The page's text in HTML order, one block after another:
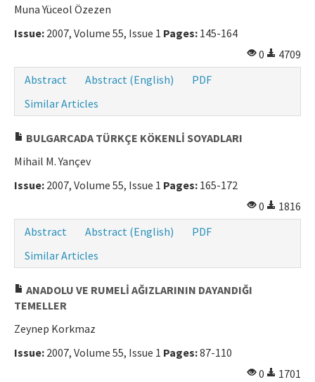
Muna Yüceol Özezen
Issue: 2007, Volume 55, Issue 1 Pages: 145-164
0
4709
Abstract
Abstract (English)
PDF
Similar Articles
BULGARCADA TÜRKÇE KÖKENLİ SOYADLARI
Mihail M. Yançev
Issue: 2007, Volume 55, Issue 1 Pages: 165-172
0
1816
Abstract
Abstract (English)
PDF
Similar Articles
ANADOLU VE RUMELİ AĞIZLARININ DAYANDIĞI
TEMELLER
Zeynep Korkmaz
Issue: 2007, Volume 55, Issue 1 Pages:87-110
0
1701